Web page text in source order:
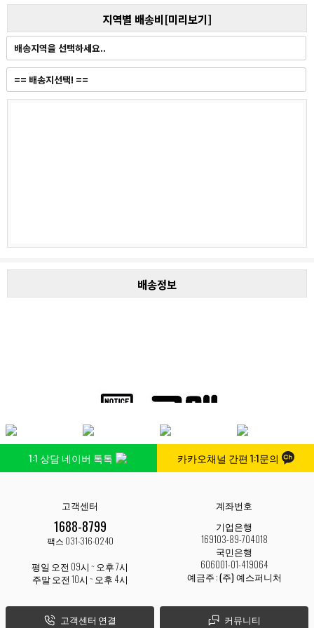
지역별 배송비[미리보기]
배송정보
1:1 상담 네이버 톡톡 카카오채널 간편 1:1문의
고객센터
1688-8799
팩스 031-316-0240
평일 오전 09시 ~ 오후 7시
주말 오전 10시 ~ 오후 4시
고객센터 연결
계좌번호
기업은행
169103-89-704018
국민은행
606001-01-419064
예금주 :(주) 예스퍼니처
커뮤니티